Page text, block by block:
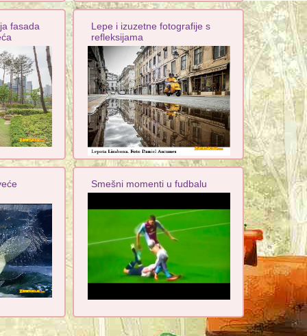
fasada
Lepe i izuzetne fotografije s
refleksijama
Smešni momenti u fudbalu